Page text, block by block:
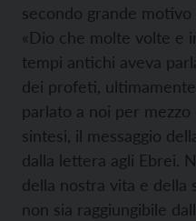
secondo grande
«Dio che molte volte e
tempi antichi aveva
dei profeti,
parlato a noi per
sintesi, il messaggio
dalla lettera agli Ebrei.
della nostra vita e della
non sia raggiungibile